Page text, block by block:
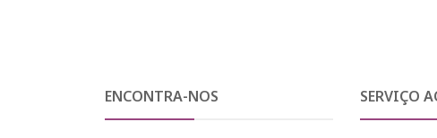
ENCONTRA-NOS SERVIÇO